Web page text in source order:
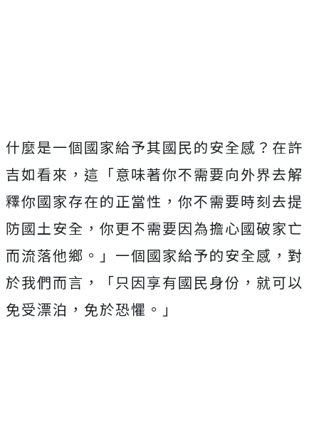
什麼是一個國家給予其國民的安全感？在許
吉如看來，這「意味著你不需要向外界去解
釋你國家存在的正當性，你不需要時刻去提
防國土安全，你更不需要因為擔心國破家亡
而流落他鄉。」一個國家給予的安全感，對
於我們而言，「只因享有國民身份，就可以
免受漂泊，免於恐懼。」